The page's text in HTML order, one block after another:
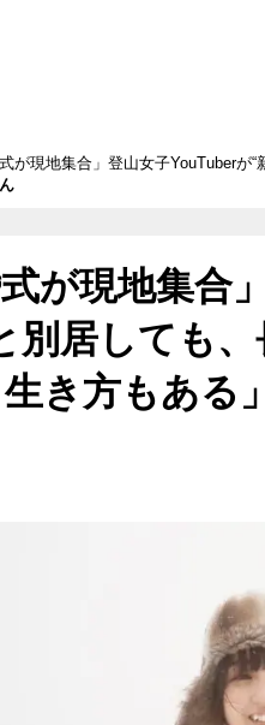
式が現地集合」登山女子YouTuber
式が現地集合
別居しても
き方もある